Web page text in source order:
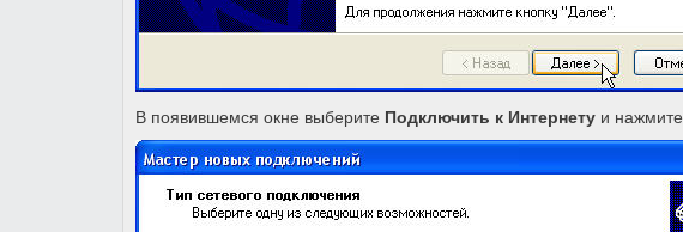
В появившемся окне выберите Подключить к Интернету и нажмите